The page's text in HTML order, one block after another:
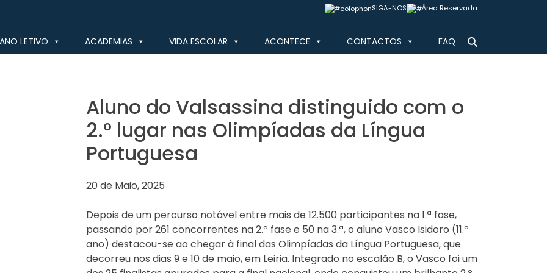
SIGA-NOS Área Reservada
ANO LETIVO ACADEMIAS VIDA ESCOLAR ACONTECE CONTACTOS FAQ
Aluno do Valsassina distinguido com o
2.º lugar nas Olimpíadas da Língua
Portuguesa
20 de Maio, 2025
Depois de um percurso notável entre mais de 12.500 participantes na 1.ª fase,
passando por 261 concorrentes na 2.ª fase e 50 na 3.ª, o aluno Vasco Isidoro (11.º
ano) destacou-se ao chegar à final das Olimpíadas da Língua Portuguesa, que
decorreu nos dias 9 e 10 de maio, em Leiria. Integrado no escalão B, o Vasco foi um